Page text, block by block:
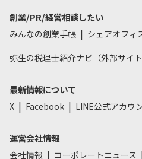
創業/PR/経営相談したい
みんなの創業手帳
シェアオフィ
弥生の税理士紹介ナビ（外部サイト
最新情報について
X Facebook LINE公式アカウ
運営会社情報
会社情報 コーポレートニュース